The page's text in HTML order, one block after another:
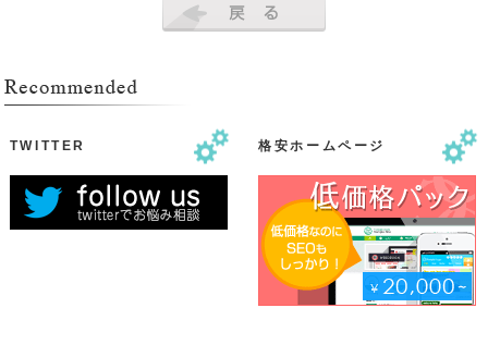
TWITTER 格安ホームページ